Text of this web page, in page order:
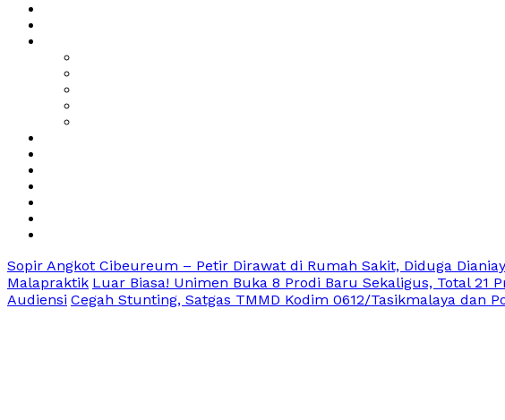
Sopir Angkot Cibeureum – Petir Dirawat di Rumah Sakit, Diduga
Malapraktik Luar Biasa! Unimen Buka 8 Prodi Baru Sekaligus, Total 21
Audiensi Cegah Stunting, Satgas TMMD Kodim 0612/Tasikmalaya dan